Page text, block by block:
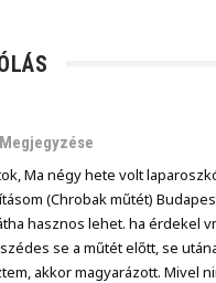
Megjegyzése
Ma négy hete volt
(Chrobak műtét)
hasznos lehet. ha érdekel
se a műtét előtt, se
akkor magyarázott. Mivel